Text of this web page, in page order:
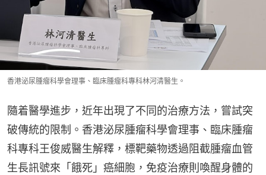
香港泌尿腫瘤科學會理事、臨床腫瘤科專科林河清醫生。
隨着醫學進步，近年出現了不同的治療方法，嘗試突
破傳統的限制。香港泌尿腫瘤科學會理事、臨床腫瘤
科專科王俊威醫生解釋，標靶藥物透過阻截腫瘤血管
生長訊號來「餓死」癌細胞，免疫治療則喚醒身體的